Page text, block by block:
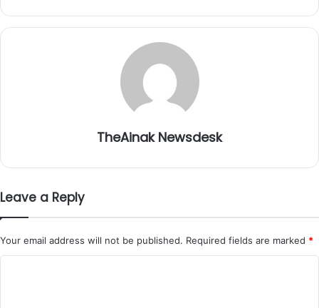
TheAinak Newsdesk
Leave a Reply
Your email address will not be published. Required fields are marked *